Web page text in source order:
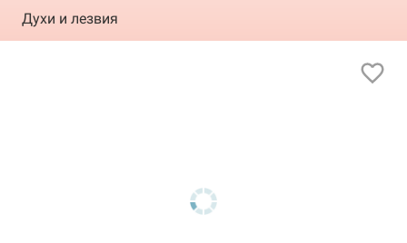
Духи и лезвия